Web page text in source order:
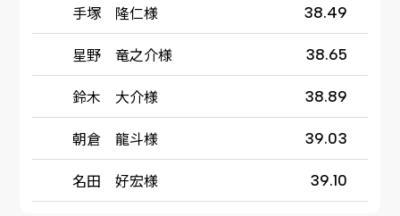
手塚 隆仁様 38.49
星野 竜之介様 38.65
鈴木 大介様 38.89
朝倉 龍斗様 39.03
名田 好宏様 39.10